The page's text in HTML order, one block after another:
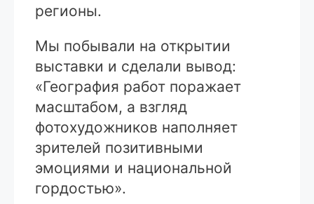
регионы.
Мы побывали на открытии
выставки и сделали вывод:
«География работ поражает
масштабом, а взгляд
фотохудожников наполняет
зрителей позитивными
эмоциями и национальной
гордостью».